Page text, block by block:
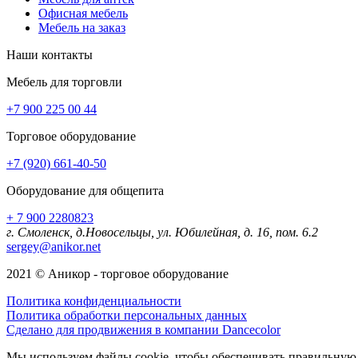
Офисная мебель
Мебель на заказ
Наши контакты
Мебель для торговли
+7 900 225 00 44
Торговое оборудование
+7 (920) 661-40-50
Оборудование для общепита
+ 7 900 2280823
г. Смоленск, д.Новосельцы, ул. Юбилейная, д. 16, пом. 6.2
sergey@anikor.net
2021 © Аникор - торговое оборудование
Политика конфиденциальности
Политика обработки персональных данных
Сделано для продвижения в компании Dancecolor